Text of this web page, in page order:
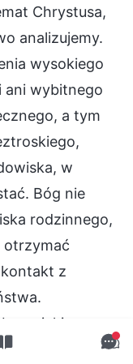
Chrystusa,
analizujemy.
wysokiego
ani wybitnego
a tym
w
Bóg nie
rodzinnego,
otrzymać
z
jakiego
te rzeczy